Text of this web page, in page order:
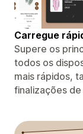
Carregue
Supere os
todos os
mais rápidos,
finalizações